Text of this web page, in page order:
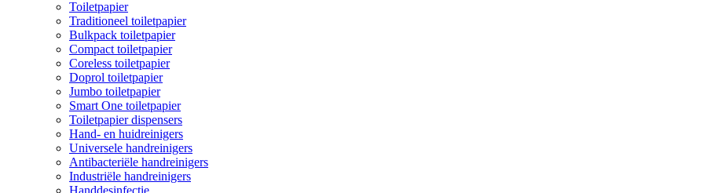
Toiletpapier
Traditioneel toiletpapier
Bulkpack toiletpapier
Compact toiletpapier
Coreless toiletpapier
Doprol toiletpapier
Jumbo toiletpapier
Smart One toiletpapier
Toiletpapier dispensers
Hand- en huidreinigers
Universele handreinigers
Antibacteriële handreinigers
Industriële handreinigers